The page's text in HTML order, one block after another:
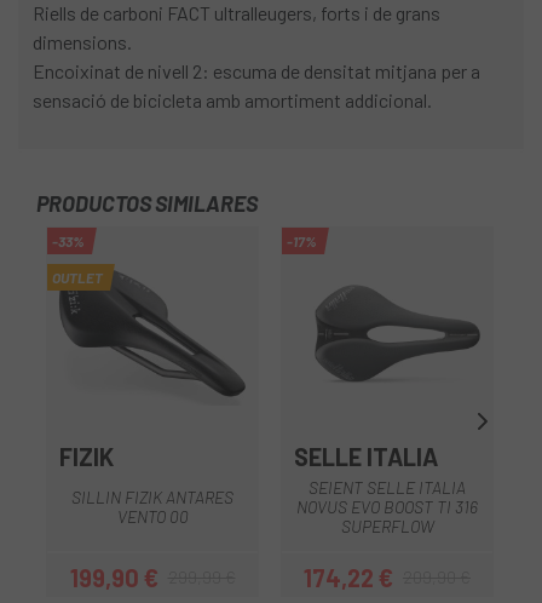
Riells de carboni FACT ultralleugers, forts i de grans
dimensions.
Encoixinat de nivell 2: escuma de densitat mitjana per a
sensació de bicicleta amb amortiment addicional.
PRODUCTOS SIMILARES
-33%
OUTLET
FIZIK
SILLIN FIZIK ANTARES
VENTO 00
Preu
199,90 €Preu regular
-17%
SELLE ITALIA
SEIENT SELLE ITALIA
NOVUS EVO BOOST TI 316
SUPERFLOW
Preu
174,22 €Preu regular